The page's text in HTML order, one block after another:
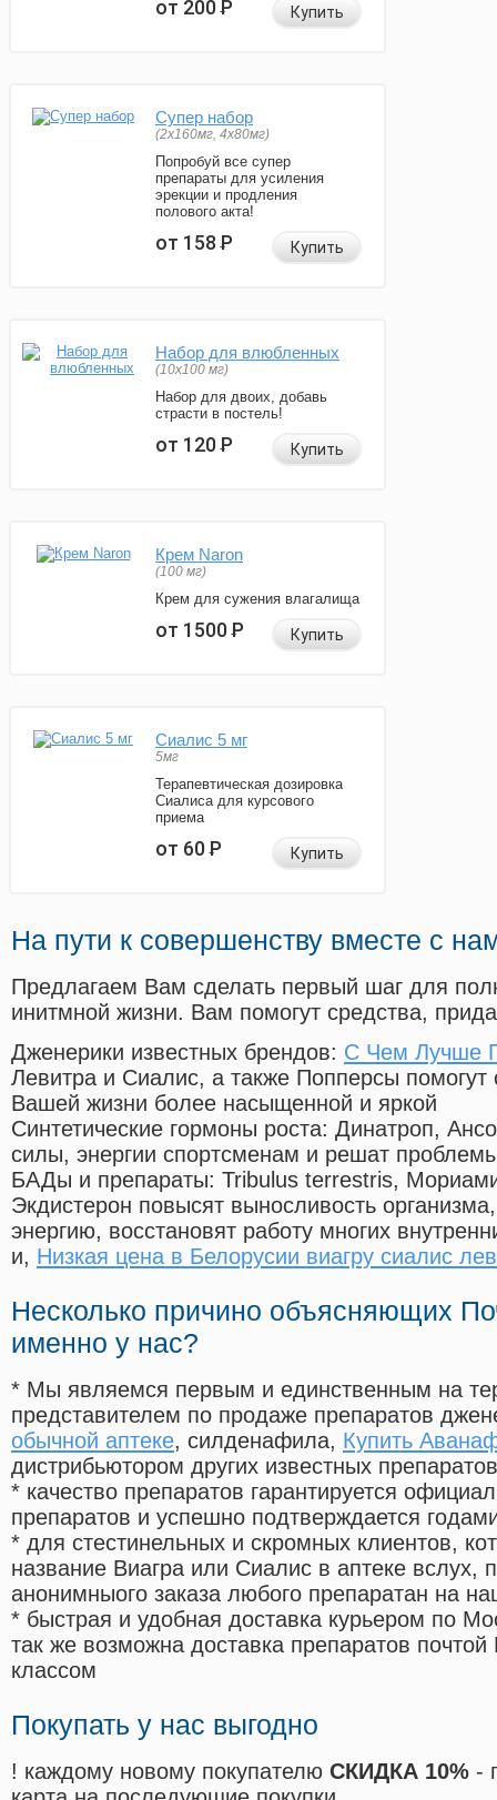
от 200Р Купить
Супер набор
(2х160мг, 4х80мг)
Попробуй все супер
препараты для усиления
эрекции и продления
полового акта!
от 158Р Купить
Набор для влюбленных
(10х100 мг)
Набор для двоих, добавь
страсти в постель!
от 120Р Купить
Крем Naron
(100 мг)
Крем для сужения влагалища
от 1500Р Купить
Сиалис 5 мг
5мг
Терапевтическая дозировка
Сиалиса для курсового
приема
от 60Р Купить
На пути к совершенству вместе с
Предлагаем Вам сделать первый шаг для
инитмной жизни. Вам помогут средства,
Дженерики известных брендов: С Чем Лучше
Левитра и Сиалис, а также Попперсы помогут
Вашей жизни более насыщенной и яркой
Синтетические гормоны роста: Динатроп,
силы, энергии спортсменам и решат
БАДы и препараты: Tribulus terrestris,
Экдистерон повысят выносливость
энергию, восстановят работу многих
и, Низкая цена в Белорусии виагру сиалис
Несколько причино объясняющих
именно у нас?
* Мы являемся первым и единственным на
представителем по продаже препаратов
обычной аптеке, силденафила, Купить
дистрибьютором других известных препаратов
* качество препаратов гарантируется
препаратов и успешно подтверждается
* для стестинельных и скромных клиентов,
название Виагра или Сиалис в аптеке вслух,
анонимныого заказа любого препаратан на
* быстрая и удобная доставка курьером по
так же возможна доставка препаратов
классом
Покупать у нас выгодно
! каждому новому покупателю СКИДКА 10% -